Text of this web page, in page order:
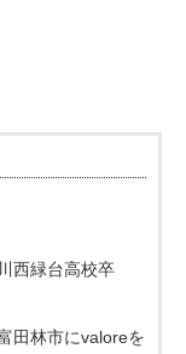
西緑台高校卒
田林市にvaloreを